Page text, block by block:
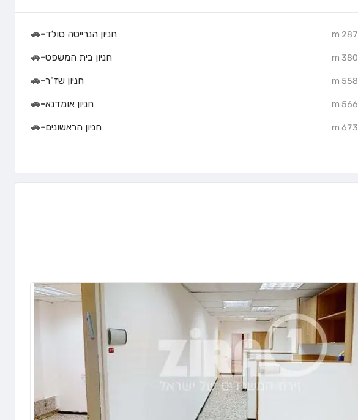
287 m חניון הנרייטה סולד-
🚗
380 m חניון בית המשפט-
🚗
558 m חניון שז"ר-
🚗
566 m חניון אומדנא-
🚗
673 m חניון הראשונים-
🚗